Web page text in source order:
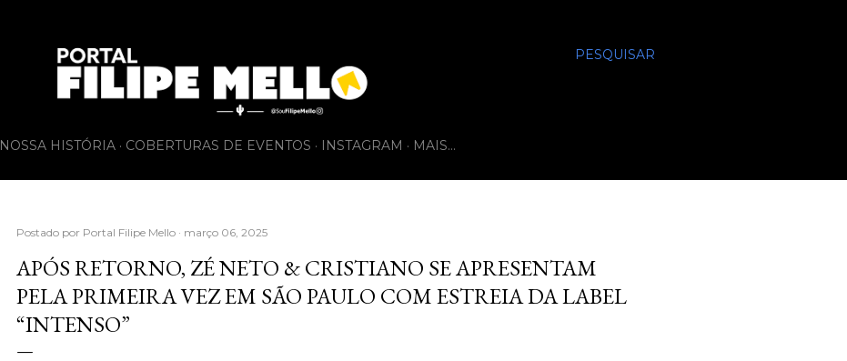
PESQUISAR
NOSSA HISTÓRIA COBERTURAS DE EVENTOS INSTAGRAM MAIS…
Postado por Portal Filipe Mello março 06, 2025
APÓS RETORNO, ZÉ NETO & CRISTIANO SE APRESENTAM
PELA PRIMEIRA VEZ EM SÃO PAULO COM ESTREIA DA LABEL
“INTENSO”